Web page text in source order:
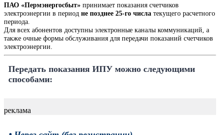
ПАО «Пермэнергосбыт» принимает показания счетчиков
электроэнергии в период не позднее 25-го числа текущего расчетного
периода.
Для всех абонентов доступны электронные каналы коммуникаций, а
также очные формы обслуживания для передачи показаний счетчиков
электроэнергии.
Передать показания ИПУ можно следующими
способами:
реклама